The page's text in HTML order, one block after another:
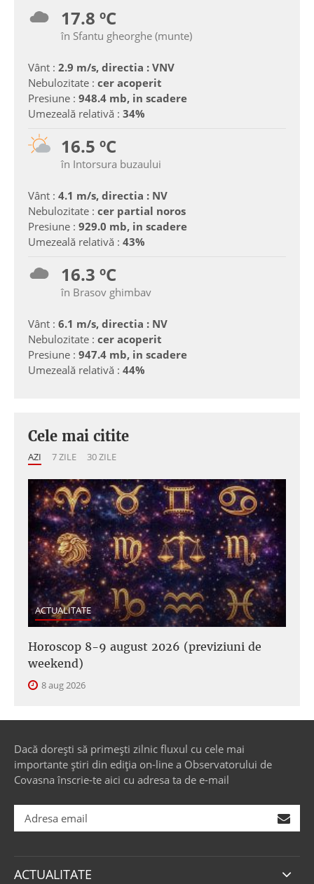
17.8 ºC
în Sfantu gheorghe (munte)
Vânt : 2.9 m/s, directia : VNV
Nebulozitate : cer acoperit
Presiune : 948.4 mb, in scadere
Umezeală relativă : 34%
16.5 ºC
în Intorsura buzaului
Vânt : 4.1 m/s, directia : NV
Nebulozitate : cer partial noros
Presiune : 929.0 mb, in scadere
Umezeală relativă : 43%
16.3 ºC
în Brasov ghimbav
Vânt : 6.1 m/s, directia : NV
Nebulozitate : cer acoperit
Presiune : 947.4 mb, in scadere
Umezeală relativă : 44%
Cele mai citite
AZI 7 ZILE 30 ZILE
ACTUALITATE
Horoscop 8-9 august 2026 (previziuni de
weekend)
8 aug 2026
Dacă dorești să primești zilnic fluxul cu cele mai
importante știri din ediția on-line a Observatorului de
Covasna înscrie-te aici cu adresa ta de e-mail
ACTUALITATE